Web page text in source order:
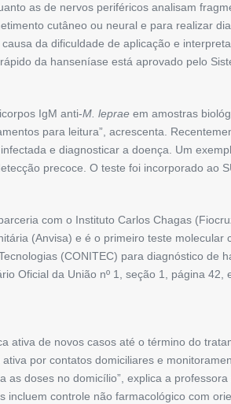
as de nervos periféricos analisam
cutâneo ou neural e para realizar
da dificul­dade de aplicação e
da hanseníase está aprovado pelo
IgM anti-M. lepraeem amostras
para leitura”, acrescenta.
e diagnosticar a doença. Um
precoce. O teste foi incorporado ao
com o Instituto Carlos Chagas
(Anvisa) e é o primeiro teste molecular
(CONITEC) para diagnóstico de
Oficial da União nº 1, seção 1, página 42,
de novos casos até o término do
por contatos domiciliares e
doses no domicílio”, explica a
controle não farmacológico com